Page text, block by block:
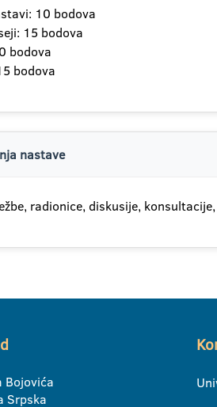
10 bodova
15 bodova
bodova
bodova
nastave
radionice, diskusije,
Bojovića
Srpska